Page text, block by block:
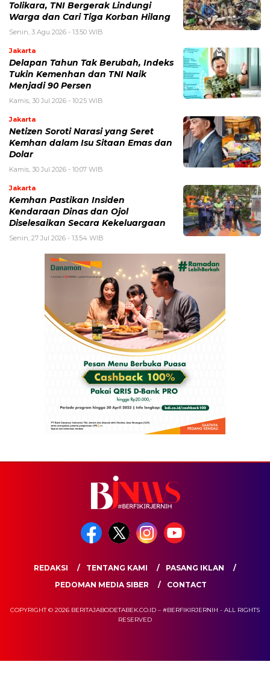
Tolikara, TNI Bergerak Lindungi
Warga dan Cari Tiga Korban Hilang
Senin, 3 Agu 2026 - 13:50 WIB
Jakarta
Delapan Tahun Tak Berubah, Indeks
Tukin Kemenhan dan TNI Naik
Menjadi 90 Persen
Kamis, 30 Jul 2026 - 10:25 WIB
Jakarta
Netizen Soroti Narasi yang Seret
Kemhan dalam Isu Sitaan Emas dan
Dolar
Kamis, 30 Jul 2026 - 10:07 WIB
Jakarta
Kemhan Pastikan Insiden
Kendaraan Dinas dan Ojol
Diselesaikan Secara Kekeluargaan
Senin, 27 Jul 2026 - 13:54 WIB
REDAKSI TENTANG KAMI
PASANG IKLAN
PEDOMAN MEDIA SIBER
CONTACT
COPYRIGHT © 2026 BERITAJABODETABEK.CO.ID – #BERFIKIRJERNIH - ALL RIGHTS
RESERVED